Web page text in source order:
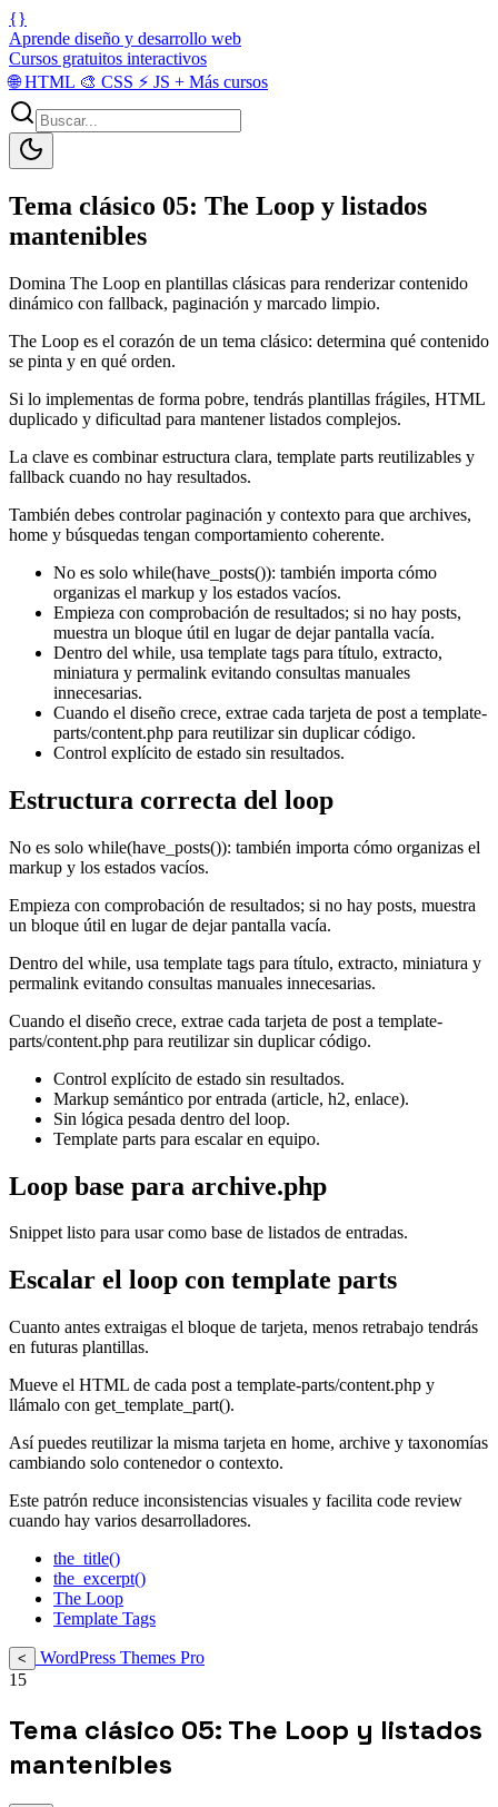
{}
Aprende diseño y desarrollo web
Cursos gratuitos interactivos
🌐HTML 🎨 CSS ⚡ JS + Más cursos
Tema clásico 05: The Loop y listados
mantenibles
Domina The Loop en plantillas clásicas para renderizar contenido
dinámico con fallback, paginación y marcado limpio.
The Loop es el corazón de un tema clásico: determina qué contenido
se pinta y en qué orden.
Si lo implementas de forma pobre, tendrás plantillas frágiles, HTML
duplicado y dificultad para mantener listados complejos.
La clave es combinar estructura clara, template parts reutilizables y
fallback cuando no hay resultados.
También debes controlar paginación y contexto para que archives,
home y búsquedas tengan comportamiento coherente.
No es solo while(have_posts()): también importa cómo
organizas el markup y los estados vacíos.
Empieza con comprobación de resultados; si no hay posts,
muestra un bloque útil en lugar de dejar pantalla vacía.
Dentro del while, usa template tags para título, extracto,
miniatura y permalink evitando consultas manuales
innecesarias.
Cuando el diseño crece, extrae cada tarjeta de post a template-
parts/content.php para reutilizar sin duplicar código.
Control explícito de estado sin resultados.
Estructura correcta del loop
No es solo while(have_posts()): también importa cómo organizas el
markup y los estados vacíos.
Empieza con comprobación de resultados; si no hay posts, muestra
un bloque útil en lugar de dejar pantalla vacía.
Dentro del while, usa template tags para título, extracto, miniatura y
permalink evitando consultas manuales innecesarias.
Cuando el diseño crece, extrae cada tarjeta de post a template-
parts/content.php para reutilizar sin duplicar código.
Control explícito de estado sin resultados.
Markup semántico por entrada (article, h2, enlace).
Sin lógica pesada dentro del loop.
Template parts para escalar en equipo.
Loop base para archive.php
Snippet listo para usar como base de listados de entradas.
Escalar el loop con template parts
Cuanto antes extraigas el bloque de tarjeta, menos retrabajo tendrás
en futuras plantillas.
Mueve el HTML de cada post a template-parts/content.php y
llámalo con get_template_part().
Así puedes reutilizar la misma tarjeta en home, archive y taxonomías
cambiando solo contenedor o contexto.
Este patrón reduce inconsistencias visuales y facilita code review
cuando hay varios desarrolladores.
the_title()
the_excerpt()
The Loop
Template Tags
<
WordPress Themes Pro
15
Tema clásico 05: The Loop y listados
mantenibles